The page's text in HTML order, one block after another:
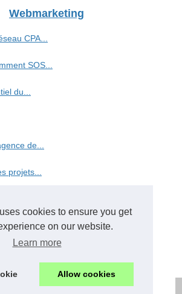
cookies to ensure you get
on our website.
Learn more
Allow cookies
Webmarketing
CPA...
SOS...
du...
de...
projets...